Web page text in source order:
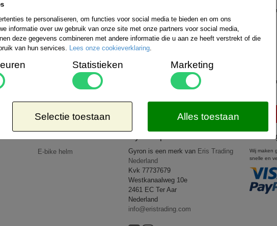
Nederland kiezen:
Bestelling verzenden wij wereldwijd. De kosten hiervoor hangt af van de
uitgebreide informatie kunt u kijken op de website vanPostNL
Aangetekend
-EUR 1 => € 21,65*
-EUR 2 => € 26,65*
-WERELD => € 35,95*
goederen lichter zijn dan 5kg of op een goedkopere wijze verzonden kunnen worden. Mocht dit het
All rights reserved2026 © www.gyronsport.nl
E-bike helm Gyron is een merk van Eris Trading
Nederland
Kvk 77737679
Westkanaalweg 10e
2461 EC Ter Aar
Nederland
info@eristrading.com
Wij maken
snelle en
te personaliseren, om functies voor social media te bieden en om ons
informatie over uw gebruik van onze site met onze partners voor social media,
deze gegevens combineren met andere informatie die u aan ze heeft verstrekt of die
van hun services. Lees onze cookieverklaring.
Statistieken Marketing
Selectie toestaan Alles toestaan